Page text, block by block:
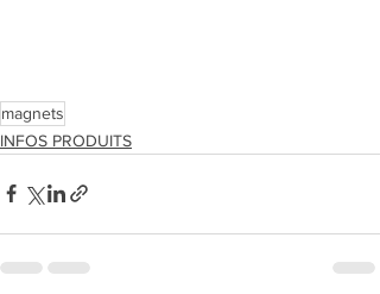
magnets
INFOS PRODUITS